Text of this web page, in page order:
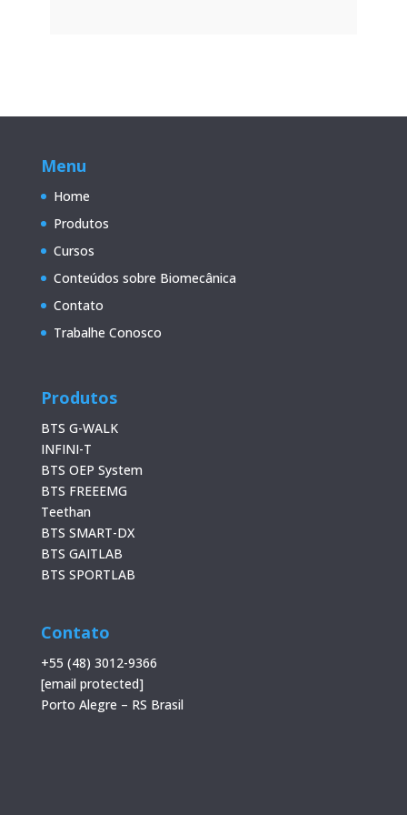
Menu
Home
Produtos
Cursos
Conteúdos sobre Biomecânica
Contato
Trabalhe Conosco
Produtos
BTS G-WALK
INFINI-T
BTS OEP System
BTS FREEEMG
Teethan
BTS SMART-DX
BTS GAITLAB
BTS SPORTLAB
Contato
+55 (48) 3012-9366
[email protected]
Porto Alegre – RS Brasil